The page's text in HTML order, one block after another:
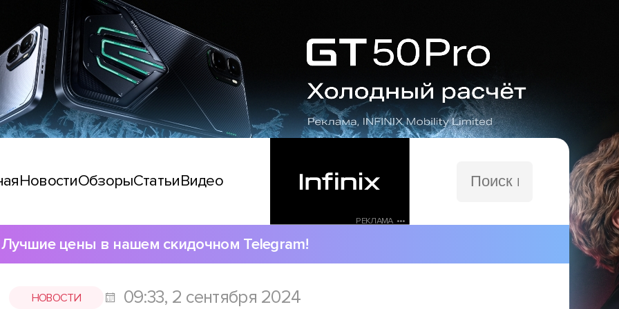
НовостиОбзорыСтатьиВидео
РЕКЛАМА •••
сайту
Лучшие цены в нашем скидочном Telegram!
НОВОСТИ 09:33, 2 сентября 2024